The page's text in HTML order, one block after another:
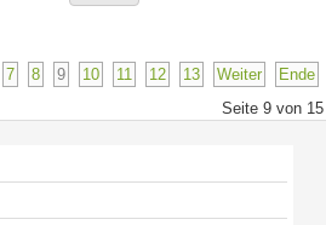
7 8 9 10 11 12 13 Weiter
Ende
Seite 9 von 15